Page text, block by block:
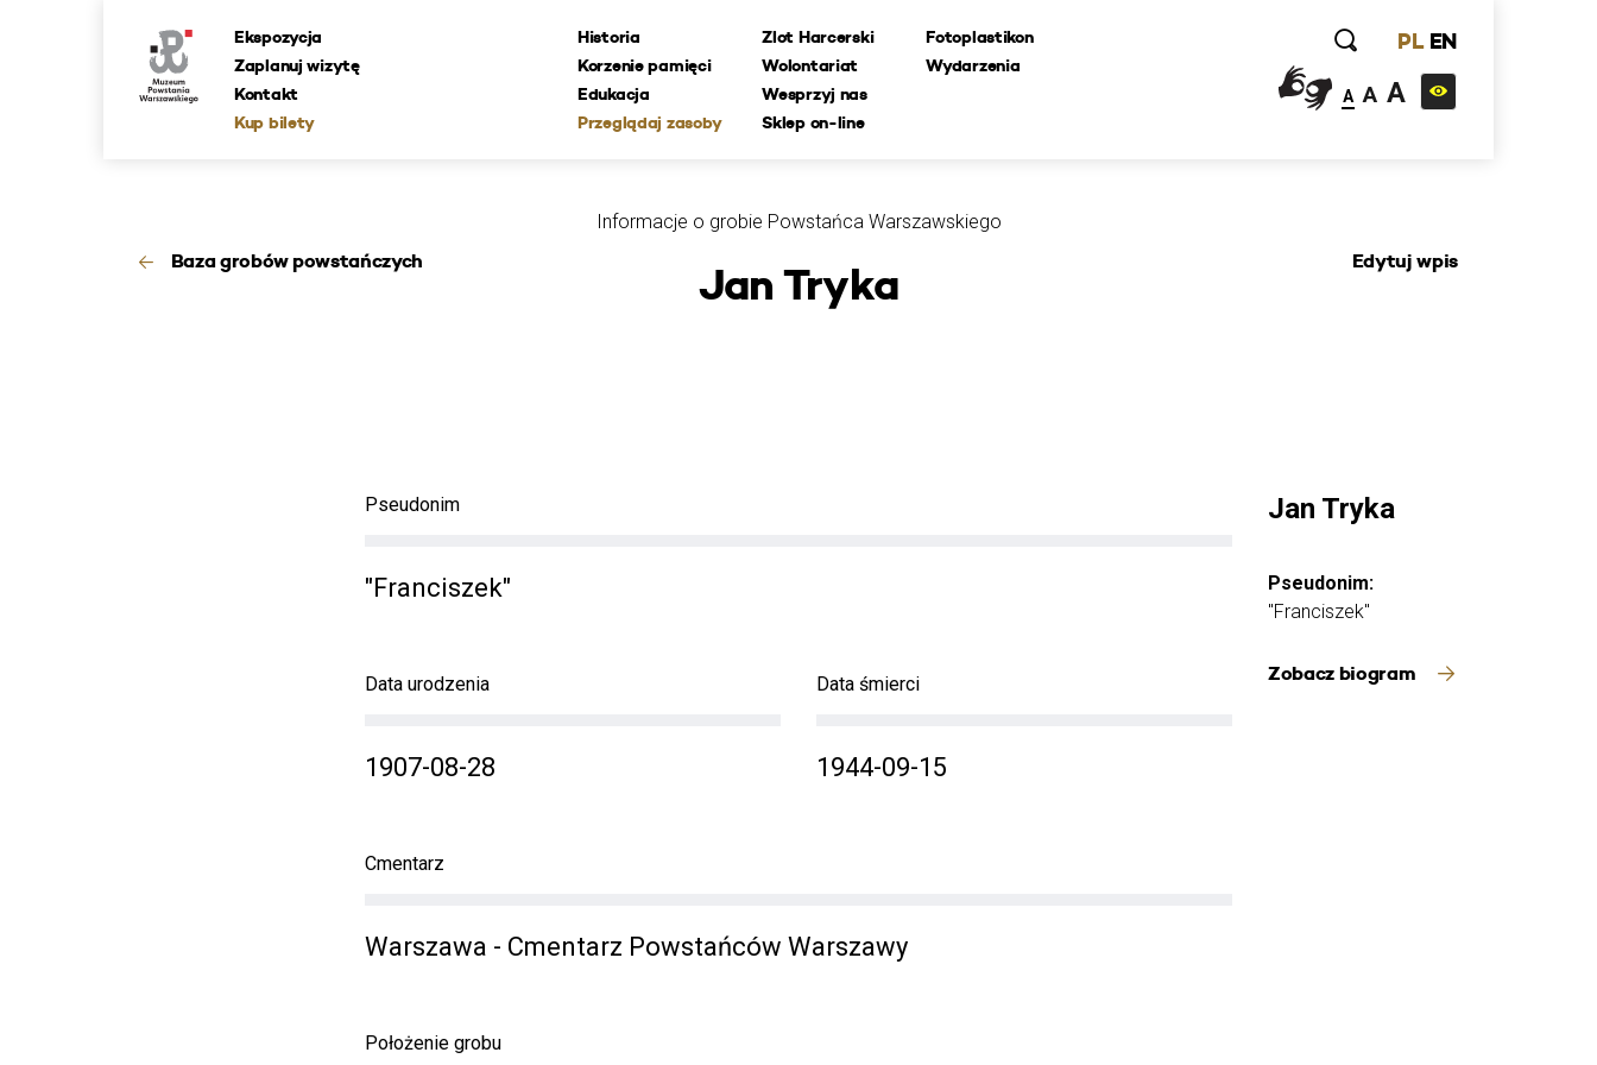
Ekspozycja
Zaplanuj wizytę
Kontakt
Kup bilety
Historia
Korzenie pamięci
Edukacja
Przeglądaj zasoby
Zlot Harcerski
Wolontariat
Wesprzyj nas
Sklep on-line
Fotoplastikon
Wydarzenia
PL EN
A A A
Baza grobów powstańczych Edytuj wpis
Informacje o grobie Powstańca Warszawskiego
Jan Tryka
Pseudonim
"Franciszek"
Data urodzenia
1907-08-28
Data śmierci
1944-09-15
Cmentarz
Warszawa - Cmentarz Powstańców Warszawy
Położenie grobu
Jan Tryka
Pseudonim:
"Franciszek"
Zobacz biogram